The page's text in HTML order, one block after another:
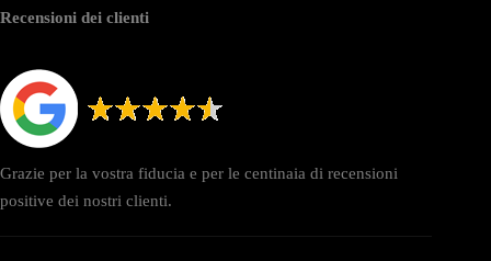
Recensioni dei clienti
Grazie per la vostra fiducia e per le centinaia di recensioni
positive dei nostri clienti.